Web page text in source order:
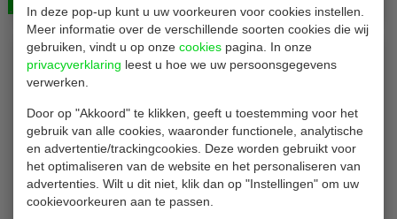
In deze pop-up kunt u uw voorkeuren voor cookies instellen.
Meer informatie over de verschillende soorten cookies die wij
gebruiken, vindt u op onze cookies pagina. In onze
privacyverklaring leest u hoe we uw persoonsgegevens
verwerken.
Door op "Akkoord" te klikken, geeft u toestemming voor het
gebruik van alle cookies, waaronder functionele, analytische
en advertentie/trackingcookies. Deze worden gebruikt voor
het optimaliseren van de website en het personaliseren van
advertenties. Wilt u dit niet, klik dan op "Instellingen" om uw
cookievoorkeuren aan te passen.
Pizzadozen 32 cm
Pizzadozen | met Italiaanse vlag | Ø 32 x H4 cm |